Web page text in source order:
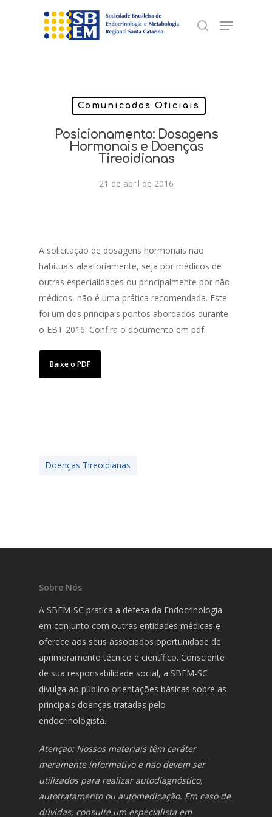
search
Menu
Comunicados Oficiais
Posicionamento: Dosagens
Hormonais e Doenças
Tireoidianas
21 de abril de 2016
A solicitação de dosagens hormonais não
habituais aleatoriamente, seja por médicos de
outras especialidades ou principalmente por não
médicos, não é uma prática recomendada. Este
foi um dos principais pontos abordados durante
o EBT 2016. Confira o documento em pdf.
Baixe o PDF
Doenças Tireoidianas
Sobre Nós
A SBEM-SC pratica a defesa da Endocrinologia
em conjunto com outras entidades médicas e
oferece aos seus associados oportunidade de
aprimoramento técnico e científico. Consciente
de sua responsabilidade social, a SBEM-SC
divulga ao público orientações básicas sobre as
principais doenças tratadas pelo
endocrinologista.
Atenção: Nossos materiais têm caráter
meramente informativo e não devem ser
utilizados para realizar autodiagnóstico,
autotratamento ou automedicação. Em caso de
dúvidas, consulte um especialista em